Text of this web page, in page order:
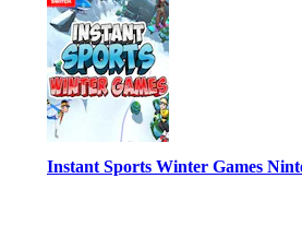
Instant Sports Winter Games